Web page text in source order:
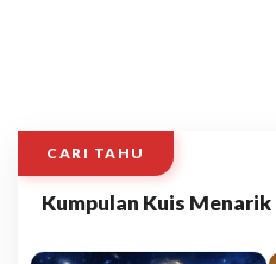
CARI TAHU
Kumpulan Kuis Menarik